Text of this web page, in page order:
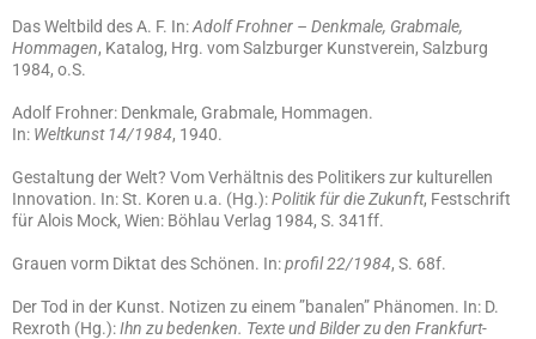
Das Weltbild des A. F. In:Adolf Frohner – Denkmale, Grabmale,
Hommagen, Katalog, Hrg. vom Salzburger Kunstverein, Salzburg
1984, o.S.
Adolf Frohner: Denkmale, Grabmale, Hommagen.
In: Weltkunst 14/1984, 1940.
Gestaltung der Welt? Vom Verhältnis des Politikers zur kulturellen
Innovation. In: St. Koren u.a. (Hg.):Politik für die Zukunft, Festschrift
für Alois Mock, Wien: Böhlau Verlag 1984, S. 341ff.
Grauen vorm Diktat des Schönen. In:profil 22/1984, S. 68f.
Der Tod in der Kunst. Notizen zu einem ”banalen” Phänomen. In: D.
Rexroth (Hg.):Ihn zu bedenken. Texte und Bilder zu den Frankfurt-